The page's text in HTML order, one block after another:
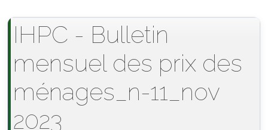
IHPC - Bulletin
mensuel des prix des
ménages_n-11_nov
2023